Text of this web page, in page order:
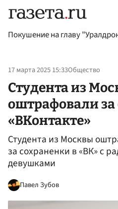
Покушение на главу
17 марта 2025 15:33Общество
Студента из
оштрафовали за
«ВКонтакте»
Студента из Москвы
за сохраненки в «ВК» с
девушками
Павел Зубов